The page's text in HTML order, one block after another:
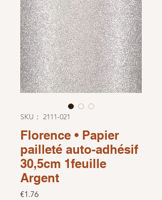
SKU： 2111-021
Florence • Papier
pailleté auto-adhésif
30,5cm 1feuille
Argent
€1.76価格